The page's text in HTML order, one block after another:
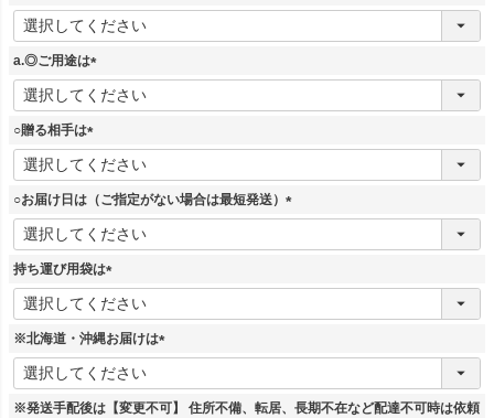
(
a.◎ご用途は
(
必
須
○贈る相手は
(
必
須
○お届け日は（ご指定がない場合は最短発送）
(
持ち運び用袋は
(
必
須
※北海道・沖縄お届けは
(
須
※発送手配後は【変更不可】 住所不備、転居、長期不在など配達不可時は依頼